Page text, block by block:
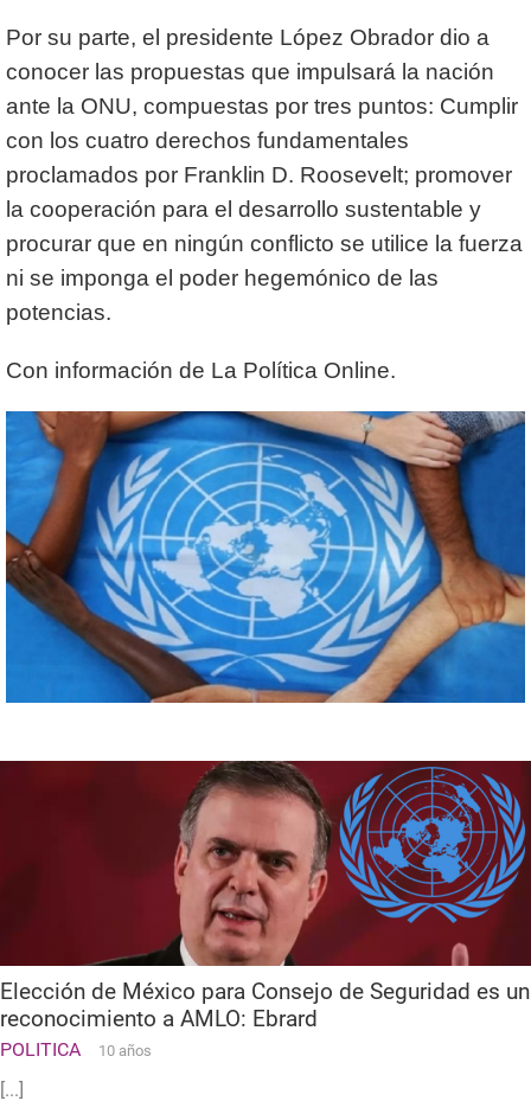
Por su parte, el presidente López Obrador dio a
conocer las propuestas que impulsará la nación
ante la ONU, compuestas por tres puntos: Cumplir
con los cuatro derechos fundamentales
proclamados por Franklin D. Roosevelt; promover
la cooperación para el desarrollo sustentable y
procurar que en ningún conflicto se utilice la fuerza
ni se imponga el poder hegemónico de las
potencias.
Con información de La Política Online.
Elección de México para Consejo de Seguridad es un
reconocimiento a AMLO: Ebrard
POLITICA 10 años
[...]